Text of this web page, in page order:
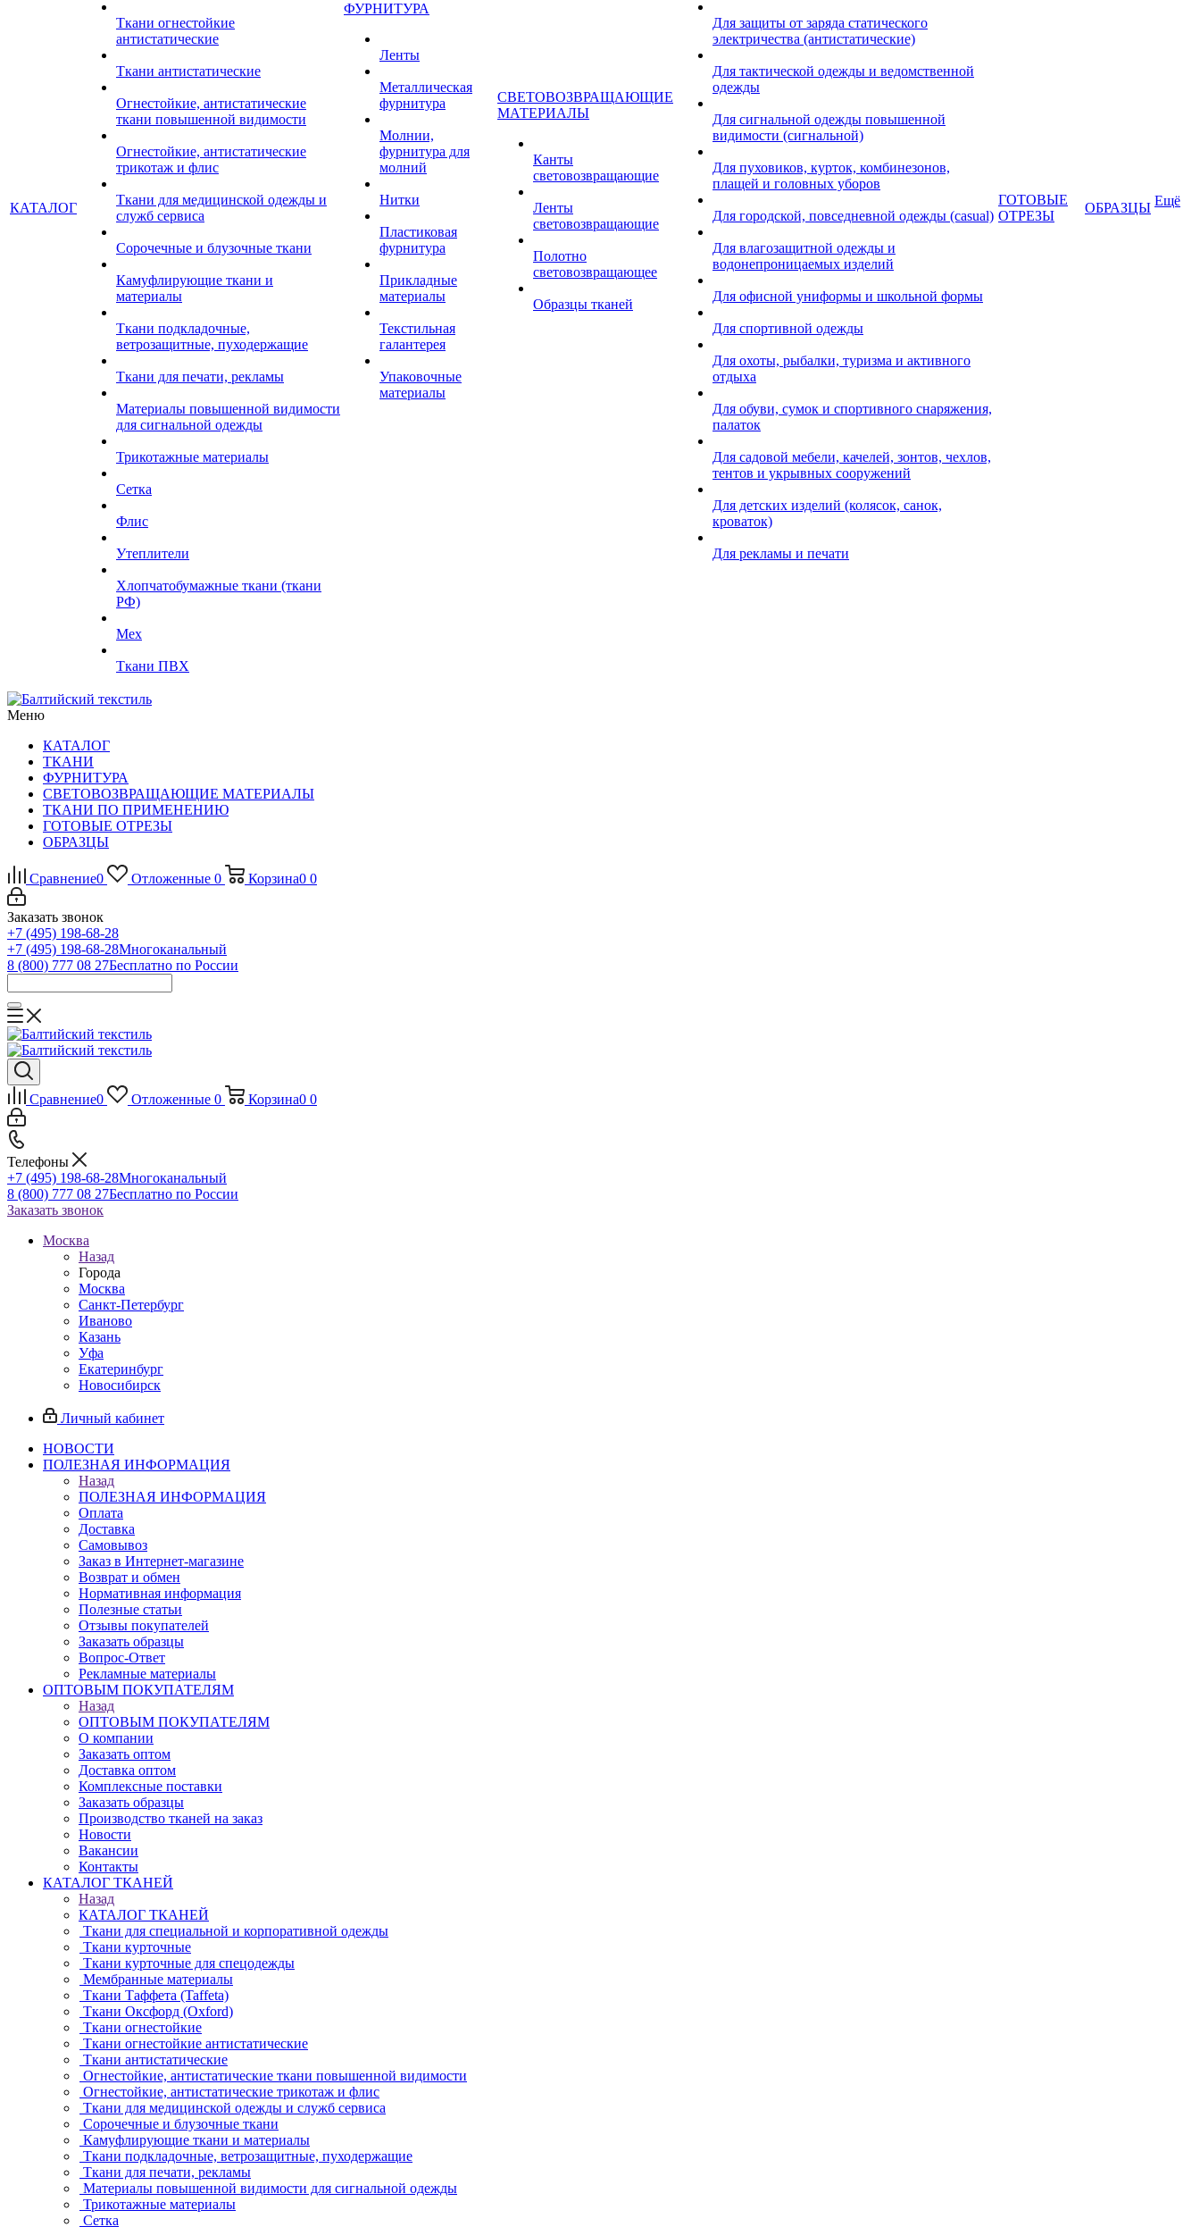
КАТАЛОГ
Ткани огнестойкие
антистатические
Ткани антистатические
Огнестойкие, антистатические
ткани повышенной видимости
Огнестойкие, антистатические
трикотаж и флис
Ткани для медицинской одежды и
служб сервиса
Сорочечные и блузочные ткани
Камуфлирующие ткани и
материалы
Ткани подкладочные,
ветрозащитные, пуходержащие
Ткани для печати, рекламы
Материалы повышенной видимости
для сигнальной одежды
Трикотажные материалы
Сетка
Флис
Утеплители
Хлопчатобумажные ткани (ткани
РФ)
Мех
Ткани ПВХ
ФУРНИТУРА
Ленты
Металлическая
фурнитура
Молнии,
фурнитура для
молний
Нитки
Пластиковая
фурнитура
Прикладные
материалы
Текстильная
галантерея
Упаковочные
материалы
СВЕТОВОЗВРАЩАЮЩИЕ
МАТЕРИАЛЫ
Канты
световозвращающие
Ленты
световозвращающие
Полотно
световозвращающее
Образцы тканей
Для защиты от заряда статического
электричества (антистатические)
Для тактической одежды и ведомственной
одежды
Для сигнальной одежды повышенной
видимости (сигнальной)
Для пуховиков, курток, комбинезонов,
плащей и головных уборов
Для городской, повседневной одежды (casual)
Для влагозащитной одежды и
водонепроницаемых изделий
Для офисной униформы и школьной формы
Для спортивной одежды
Для охоты, рыбалки, туризма и активного
отдыха
Для обуви, сумок и спортивного снаряжения,
палаток
Для садовой мебели, качелей, зонтов, чехлов,
тентов и укрывных сооружений
Для детских изделий (колясок, санок,
кроваток)
Для рекламы и печати
ГОТОВЫЕ
ОТРЕЗЫ
ОБРАЗЦЫ Ещё
Меню
КАТАЛОГ
ТКАНИ
ФУРНИТУРА
СВЕТОВОЗВРАЩАЮЩИЕ МАТЕРИАЛЫ
ТКАНИ ПО ПРИМЕНЕНИЮ
ГОТОВЫЕ ОТРЕЗЫ
ОБРАЗЦЫ
Сравнение0 Отложенные 0 Корзина0 0
Заказать звонок
+7 (495) 198-68-28
+7 (495) 198-68-28Многоканальный
8 (800) 777 08 27Бесплатно по России
Сравнение0 Отложенные 0 Корзина0 0
Телефоны
+7 (495) 198-68-28Многоканальный
8 (800) 777 08 27Бесплатно по России
Заказать звонок
Москва
Назад
Города
Москва
Санкт-Петербург
Иваново
Казань
Уфа
Екатеринбург
Новосибирск
Личный кабинет
НОВОСТИ
ПОЛЕЗНАЯ ИНФОРМАЦИЯ
Назад
ПОЛЕЗНАЯ ИНФОРМАЦИЯ
Оплата
Доставка
Самовывоз
Заказ в Интернет-магазине
Возврат и обмен
Нормативная информация
Полезные статьи
Отзывы покупателей
Заказать образцы
Вопрос-Ответ
Рекламные материалы
ОПТОВЫМ ПОКУПАТЕЛЯМ
Назад
ОПТОВЫМ ПОКУПАТЕЛЯМ
О компании
Заказать оптом
Доставка оптом
Комплексные поставки
Заказать образцы
Производство тканей на заказ
Новости
Вакансии
Контакты
КАТАЛОГ ТКАНЕЙ
Назад
КАТАЛОГ ТКАНЕЙ
Ткани для специальной и корпоративной одежды
Ткани курточные
Ткани курточные для спецодежды
Мембранные материалы
Ткани Таффета (Taffeta)
Ткани Оксфорд (Oxford)
Ткани огнестойкие
Ткани огнестойкие антистатические
Ткани антистатические
Огнестойкие, антистатические ткани повышенной видимости
Огнестойкие, антистатические трикотаж и флис
Ткани для медицинской одежды и служб сервиса
Сорочечные и блузочные ткани
Камуфлирующие ткани и материалы
Ткани подкладочные, ветрозащитные, пуходержащие
Ткани для печати, рекламы
Материалы повышенной видимости для сигнальной одежды
Трикотажные материалы
Сетка